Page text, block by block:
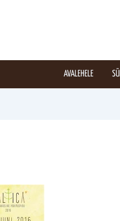
AVALEHELE